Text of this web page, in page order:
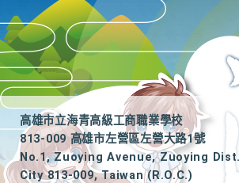
高雄市立海青高級工商職業學校
813-009 高雄市左營區左營大路1號
No.1, Zuoying Avenue, Zuoying
City 813-009, Taiwan (R.O.C.)